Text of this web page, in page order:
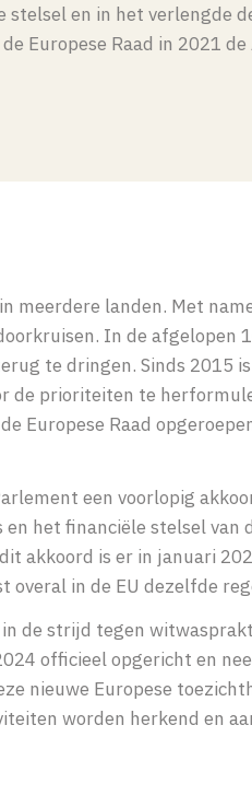
stelsel en in het verlengde
Europese Raad in 2021
meerdere landen. Met
In de afgelopen
te dringen. Sinds 2015
de prioriteiten te
Europese Raad
een voorlopig
het financiële stelsel van
akkoord is er in januari
overal in de EU dezelfde
in de strijd tegen
officieel opgericht en
nieuwe Europese
worden herkend en